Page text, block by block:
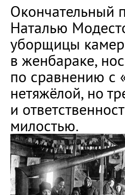
Окончательный
Наталью
уборщицы
в женбараке,
по сравнению с
нетяжёлой, но
и
милостью.